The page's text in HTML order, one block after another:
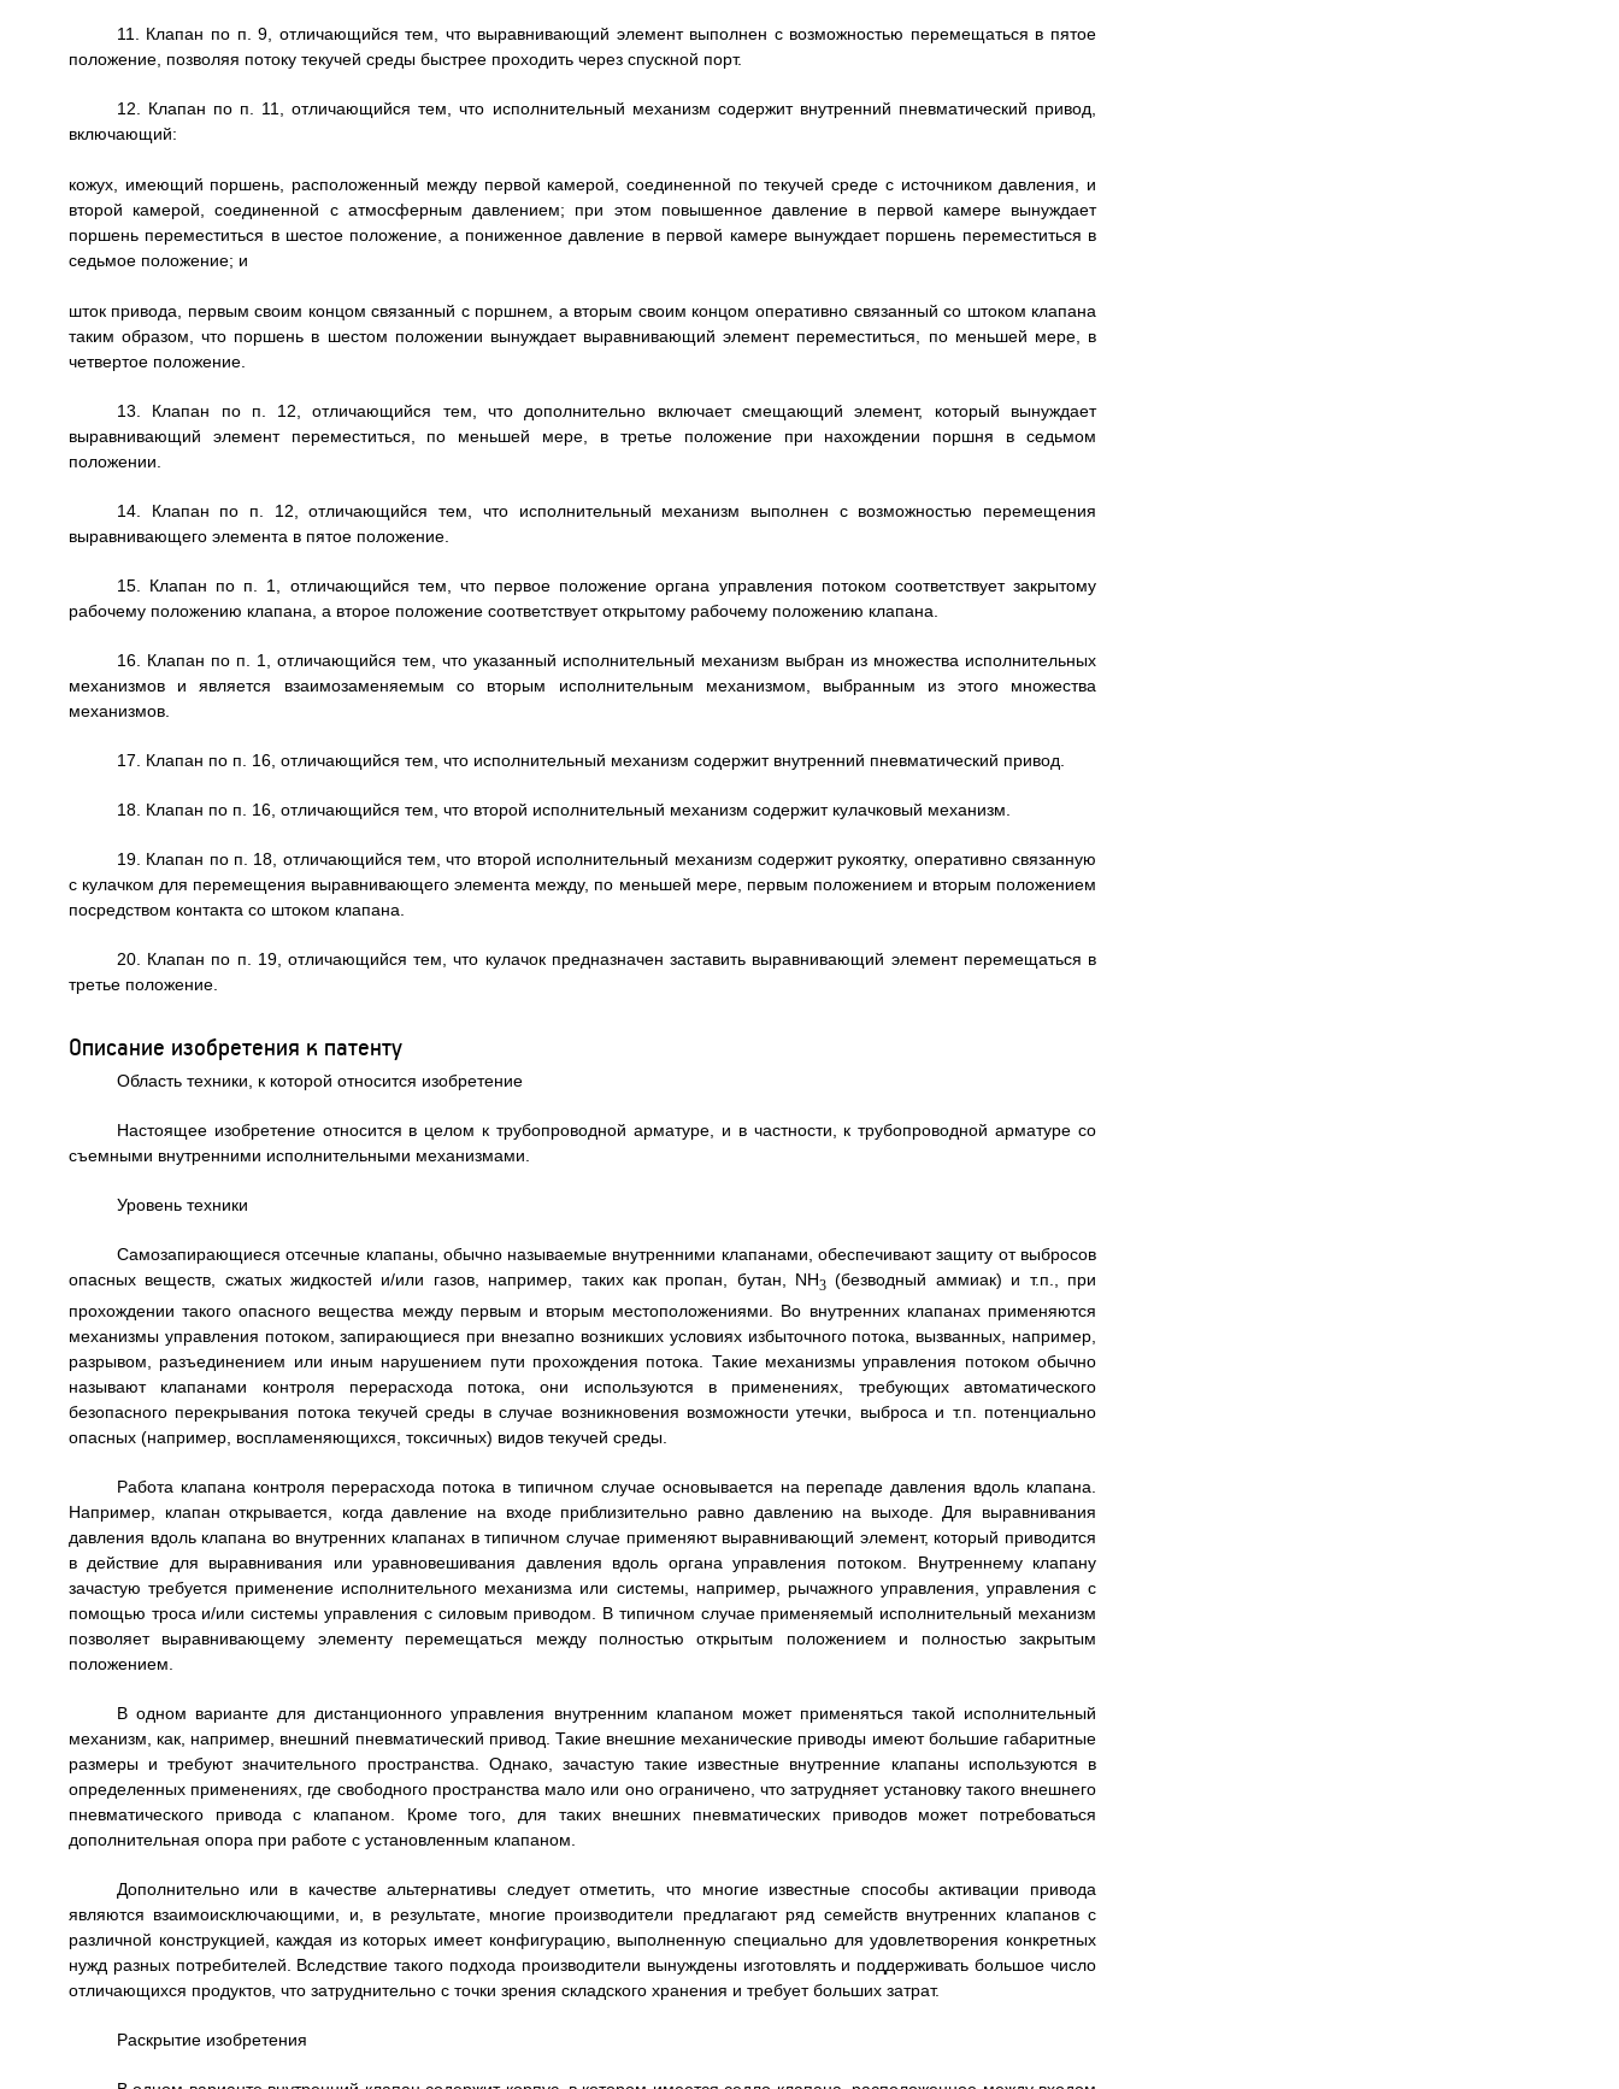
11. Клапан по п. 9, отличающийся тем, что выравнивающий элемент выполнен с возможностью перемещаться в пятое
положение, позволяя потоку текучей среды быстрее проходить через спускной порт.
12. Клапан по п. 11, отличающийся тем, что исполнительный механизм содержит внутренний пневматический привод,
включающий:
кожух, имеющий поршень, расположенный между первой камерой, соединенной по текучей среде с источником давления, и
второй камерой, соединенной с атмосферным давлением; при этом повышенное давление в первой камере вынуждает
поршень переместиться в шестое положение, а пониженное давление в первой камере вынуждает поршень переместиться в
седьмое положение; и
шток привода, первым своим концом связанный с поршнем, а вторым своим концом оперативно связанный со штоком клапана
таким образом, что поршень в шестом положении вынуждает выравнивающий элемент переместиться, по меньшей мере, в
четвертое положение.
13. Клапан по п. 12, отличающийся тем, что дополнительно включает смещающий элемент, который вынуждает
выравнивающий элемент переместиться, по меньшей мере, в третье положение при нахождении поршня в седьмом
положении.
14. Клапан по п. 12, отличающийся тем, что исполнительный механизм выполнен с возможностью перемещения
выравнивающего элемента в пятое положение.
15. Клапан по п. 1, отличающийся тем, что первое положение органа управления потоком соответствует закрытому
рабочему положению клапана, а второе положение соответствует открытому рабочему положению клапана.
16. Клапан по п. 1, отличающийся тем, что указанный исполнительный механизм выбран из множества исполнительных
механизмов и является взаимозаменяемым со вторым исполнительным механизмом, выбранным из этого множества
механизмов.
17. Клапан по п. 16, отличающийся тем, что исполнительный механизм содержит внутренний пневматический привод.
18. Клапан по п. 16, отличающийся тем, что второй исполнительный механизм содержит кулачковый механизм.
19. Клапан по п. 18, отличающийся тем, что второй исполнительный механизм содержит рукоятку, оперативно связанную
с кулачком для перемещения выравнивающего элемента между, по меньшей мере, первым положением и вторым положением
посредством контакта со штоком клапана.
20. Клапан по п. 19, отличающийся тем, что кулачок предназначен заставить выравнивающий элемент перемещаться в
третье положение.
Описание изобретения к патенту
Область техники, к которой относится изобретение
Настоящее изобретение относится в целом к трубопроводной арматуре, и в частности, к трубопроводной арматуре со
съемными внутренними исполнительными механизмами.
Уровень техники
Самозапирающиеся отсечные клапаны, обычно называемые внутренними клапанами, обеспечивают защиту от выбросов
опасных веществ, сжатых жидкостей и/или газов, например, таких как пропан, бутан, NH3 (безводный аммиак) и т.п., при
прохождении такого опасного вещества между первым и вторым местоположениями. Во внутренних клапанах применяются
механизмы управления потоком, запирающиеся при внезапно возникших условиях избыточного потока, вызванных, например,
разрывом, разъединением или иным нарушением пути прохождения потока. Такие механизмы управления потоком обычно
называют клапанами контроля перерасхода потока, они используются в применениях, требующих автоматического
безопасного перекрывания потока текучей среды в случае возникновения возможности утечки, выброса и т.п. потенциально
опасных (например, воспламеняющихся, токсичных) видов текучей среды.
Работа клапана контроля перерасхода потока в типичном случае основывается на перепаде давления вдоль клапана.
Например, клапан открывается, когда давление на входе приблизительно равно давлению на выходе. Для выравнивания
давления вдоль клапана во внутренних клапанах в типичном случае применяют выравнивающий элемент, который приводится
в действие для выравнивания или уравновешивания давления вдоль органа управления потоком. Внутреннему клапану
зачастую требуется применение исполнительного механизма или системы, например, рычажного управления, управления с
помощью троса и/или системы управления с силовым приводом. В типичном случае применяемый исполнительный механизм
позволяет выравнивающему элементу перемещаться между полностью открытым положением и полностью закрытым
положением.
В одном варианте для дистанционного управления внутренним клапаном может применяться такой исполнительный
механизм, как, например, внешний пневматический привод. Такие внешние механические приводы имеют большие габаритные
размеры и требуют значительного пространства. Однако, зачастую такие известные внутренние клапаны используются в
определенных применениях, где свободного пространства мало или оно ограничено, что затрудняет установку такого внешнего
пневматического привода с клапаном. Кроме того, для таких внешних пневматических приводов может потребоваться
дополнительная опора при работе с установленным клапаном.
Дополнительно или в качестве альтернативы следует отметить, что многие известные способы активации привода
являются взаимоисключающими, и, в результате, многие производители предлагают ряд семейств внутренних клапанов с
различной конструкцией, каждая из которых имеет конфигурацию, выполненную специально для удовлетворения конкретных
нужд разных потребителей. Вследствие такого подхода производители вынуждены изготовлять и поддерживать большое число
отличающихся продуктов, что затруднительно с точки зрения складского хранения и требует больших затрат.
Раскрытие изобретения